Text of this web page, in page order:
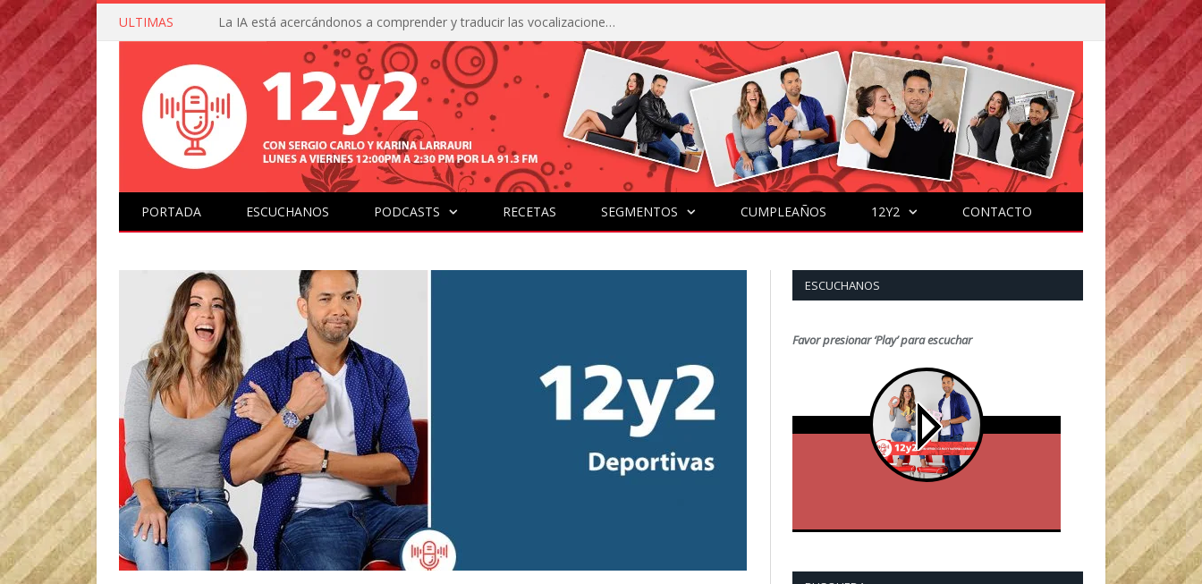
ULTIMAS La IA está acercándonos a comprender y traducir las vocalizaciones y comportamientos de nuestras mascotas
PORTADA ESCUCHANOS PODCASTS RECETAS SEGMENTOS CUMPLEAÑOS 12Y2 CONTACTO
ESCUCHANOS
Favor presionar ‘Play’ para escuchar